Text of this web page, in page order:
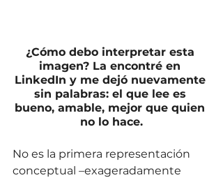
¿Cómo debo interpretar esta
imagen? La encontré en
LinkedIn y me dejó nuevamente
sin palabras: el que lee es
bueno, amable, mejor que quien
no lo hace.
No es la primera representación
conceptual –exageradamente